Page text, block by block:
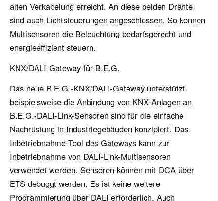
alten Verkabelung erreicht. An diese beiden Drähte
sind auch Lichtsteuerungen angeschlossen. So können
Multisensoren die Beleuchtung bedarfsgerecht und
energieeffizient steuern.
KNX/DALI-Gateway für B.E.G.
Das neue B.E.G.-KNX/DALI-Gateway unterstützt
beispielsweise die Anbindung von KNX-Anlagen an
B.E.G.-DALI-Link-Sensoren sind für die einfache
Nachrüstung in Industriegebäuden konzipiert. Das
Inbetriebnahme-Tool des Gateways kann zur
Inbetriebnahme von DALI-Link-Multisensoren
verwendet werden. Sensoren können mit DCA über
ETS debuggt werden. Es ist keine weitere
Programmierung über DALI erforderlich. Auch